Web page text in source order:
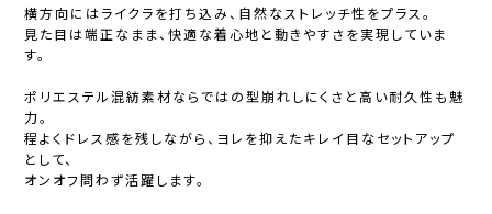
横方向にはライクラを打ち込み、自然なストレッチ性をプラス。
見た目は端正なまま、快適な着心地と動きやすさを実現していま
す。
ポリエステル混紡素材ならではの型崩れしにくさと高い耐久性も魅
力。
程よくドレス感を残しながら、ヨレを抑えたキレイ目なセットアップ
として、
オンオフ問わず活躍します。